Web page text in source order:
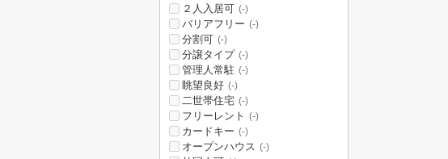
２人入居可 (-)
バリアフリー (-)
分割可 (-)
分譲タイプ (-)
管理人常駐 (-)
眺望良好 (-)
二世帯住宅 (-)
フリーレント (-)
カードキー (-)
オープンハウス (-)